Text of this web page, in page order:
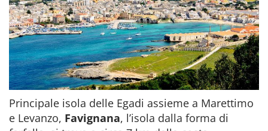
Principale isola delle Egadi assieme a Marettimo
e Levanzo, Favignana, l’isola dalla forma di